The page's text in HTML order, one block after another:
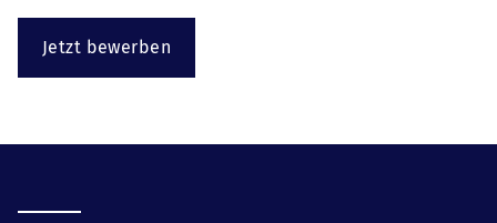
Jetzt bewerben